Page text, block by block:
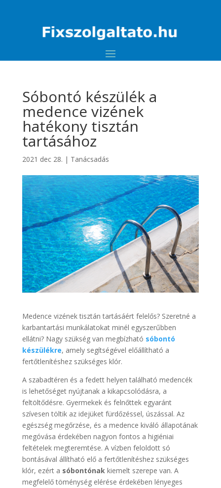
Sóbontó készülék a
medence vizének
hatékony tisztán
tartásához
2021 dec 28. | Tanácsadás
Medence vizének tisztán tartásáért felelős? Szeretné a
karbantartási munkálatokat minél egyszerűbben
ellátni? Nagy szükség van megbízható sóbontó
készülékre, amely segítségével előállítható a
fertőtlenítéshez szükséges klór.
A szabadtéren és a fedett helyen található medencék
is lehetőséget nyújtanak a kikapcsolódásra, a
feltöltődésre. Gyermekek és felnőttek egyaránt
szívesen töltik az idejüket fürdőzéssel, úszással. Az
egészség megőrzése, és a medence kiváló állapotának
megóvása érdekében nagyon fontos a higiéniai
feltételek megteremtése. A vízben feloldott só
bontásával állítható elő a fertőtlenítéshez szükséges
klór, ezért a sóbontónakkiemelt szerepe van. A
megfelelő töménység elérése érdekében lényeges